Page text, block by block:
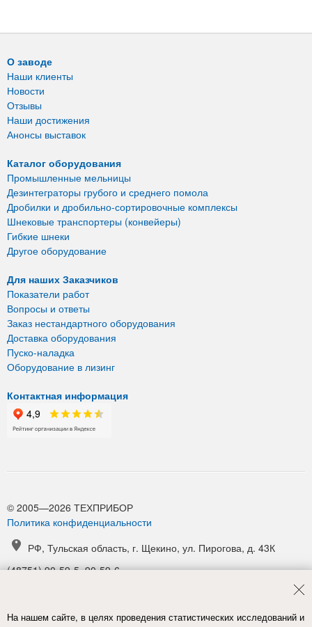
О заводе
Наши клиенты
Новости
Отзывы
Наши достижения
Анонсы выставок
Каталог оборудования
Промышленные мельницы
Дезинтеграторы грубого и среднего помола
Дробилки и дробильно-сортировочные комплексы
Шнековые транспортеры (конвейеры)
Гибкие шнеки
Другое оборудование
Для наших Заказчиков
Показатели работ
Вопросы и ответы
Заказ нестандартного оборудования
Доставка оборудования
Пуско-наладка
Оборудование в лизинг
Контактная информация
© 2005—2026 ТЕХПРИБОР
Политика конфиденциальности
РФ, Тульская область, г. Щекино, ул. Пирогова, д. 43К
(48751) 90-59-5, 90-59-6
На нашем сайте, в целях проведения статистических исследований и